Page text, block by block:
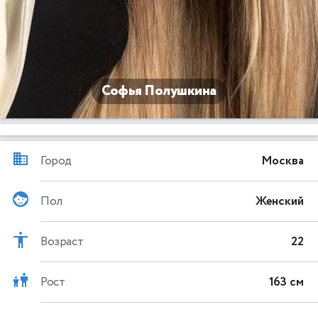
Софья Полушкина
Город Москва
Пол Женский
Возраст 22
Рост 163 см